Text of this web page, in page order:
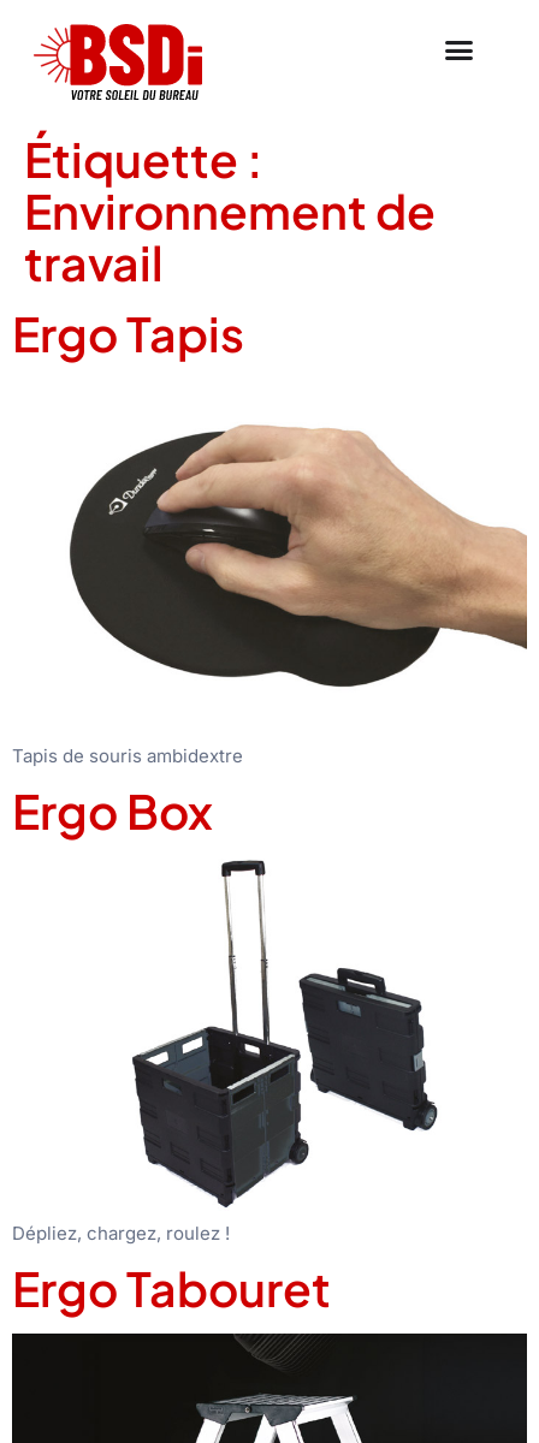
Étiquette :
Environnement de
travail
Ergo Tapis
Tapis de souris ambidextre
Ergo Box
Dépliez, chargez, roulez !
Ergo Tabouret